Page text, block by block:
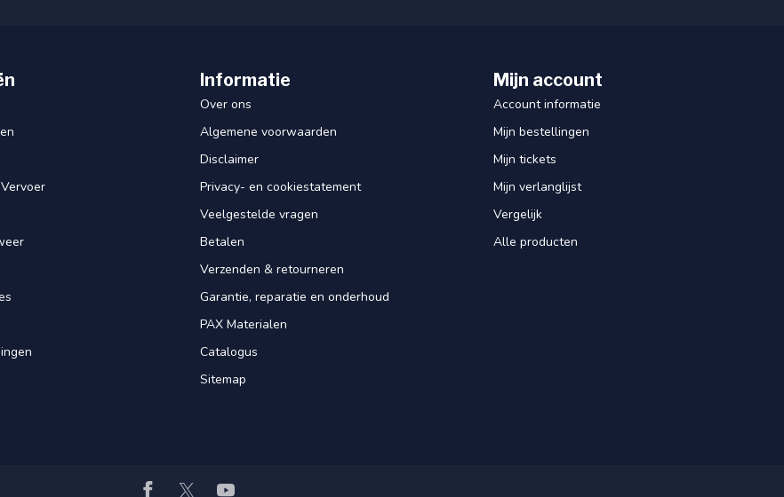
Informatie
Over ons
Algemene voorwaarden
Disclaimer
Privacy- en cookiestatement
Veelgestelde vragen
Betalen
Verzenden & retourneren
Garantie, reparatie en onderhoud
PAX Materialen
Catalogus
Sitemap
Mijn account
Account informatie
Mijn bestellingen
Mijn tickets
Mijn verlanglijst
Vergelijk
Alle producten